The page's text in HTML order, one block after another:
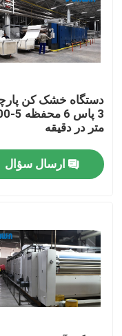
درباره ما
تور کارخانه
کنترل کیفیت
با ما تماس بگیرید
دستگاه استنتر
دستگاه استنتر هوای
دستگاه خشک کن
3 پاس 6
متر در دقیقه
ارسال سؤال